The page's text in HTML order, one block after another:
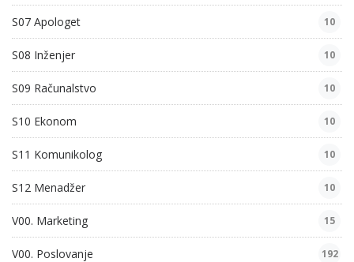
S07 Apologet 10
S08 Inženjer 10
S09 Računalstvo 10
S10 Ekonom 10
S11 Komunikolog 10
S12 Menadžer 10
V00. Marketing 15
V00. Poslovanje 192